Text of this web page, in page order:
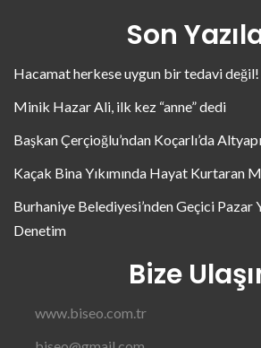
Son
Hacamat herkese uygun bir tedavi değil!
Minik Hazar Ali, ilk kez “anne” dedi
Başkan Çerçioğlu’ndan Koçarlı’da Altyapı
Kaçak Bina Yıkımında Hayat Kurtaran
Burhaniye Belediyesi’nden Geçici Pazar
Denetim
Bize
www.biseo.com.tr